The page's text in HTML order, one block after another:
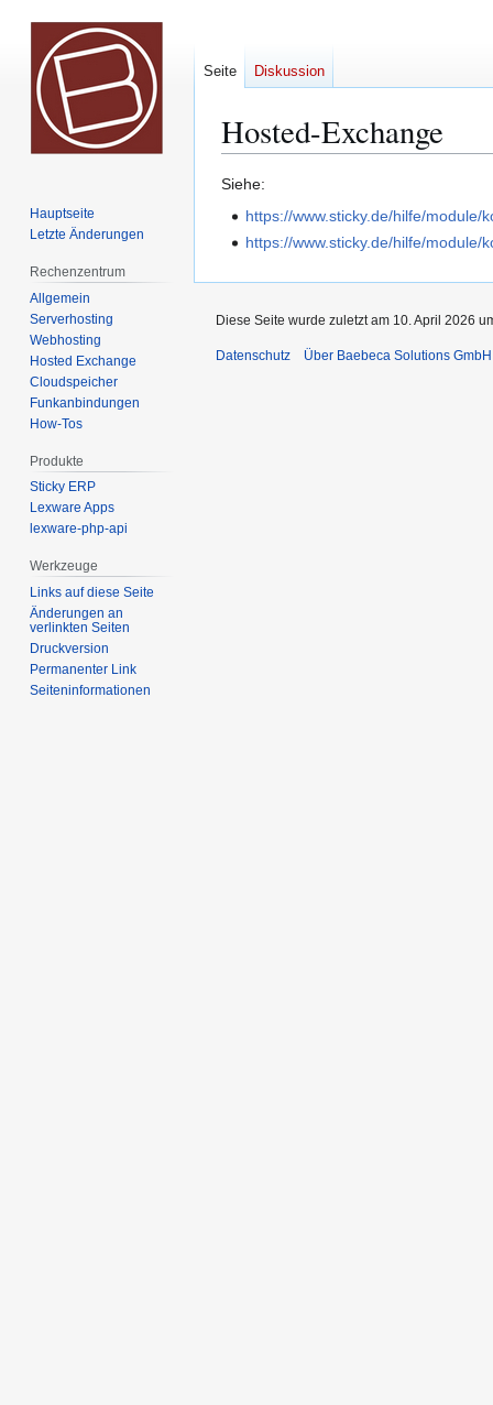
Hosted-Exchange
Zur
Navigation
Zur
Suche
Siehe:
https://www.sticky.de/hilfe/
https://www.sticky.de/hilfe/
Seite Diskussion
Hauptseite
Letzte Änderungen
Rechenzentrum
Allgemein
Serverhosting
Webhosting
Hosted Exchange
Cloudspeicher
Funkanbindungen
How-Tos
Produkte
Sticky ERP
Lexware Apps
lexware-php-api
Werkzeuge
Links auf diese Seite
Änderungen an
verlinkten Seiten
Druckversion
Permanenter Link
Seiten­­informationen
Diese Seite wurde zuletzt am 10. April 2026
Datenschutz Über Baebeca Solutions